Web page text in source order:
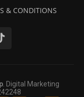
& CONDITIONS
. Digital Marketing